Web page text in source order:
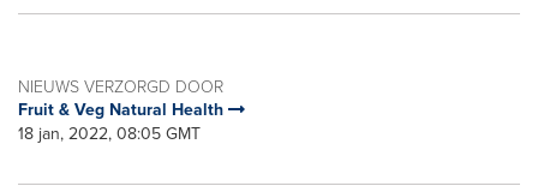
NIEUWS VERZORGD DOOR
Fruit & Veg Natural Health
18 jan, 2022, 08:05 GMT